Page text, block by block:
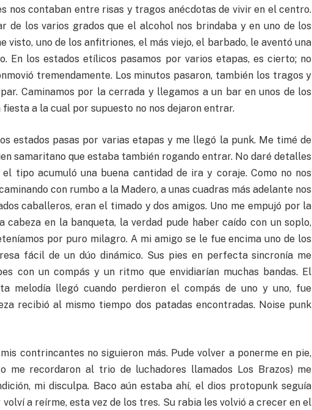
nos contaban entre risas y tragos anécdotas de vivir en el centro.
de los varios grados que el alcohol nos brindaba y en uno de los
visto, uno de los anfitriones, el más viejo, el barbado, le aventó una
En los estados etílicos pasamos por varios etapas, es cierto; no
tremendamente. Los minutos pasaron, también los tragos y
Caminamos por la cerrada y llegamos a un bar en unos de los
fiesta a la cual por supuesto no nos dejaron entrar.
estados pasas por varias etapas y me llegó la punk. Me timé de
samaritano que estaba también rogando entrar. No daré detalles
tipo acumuló una buena cantidad de ira y coraje. Como no nos
con rumbo a la Madero, a unas cuadras más adelante nos
caballeros, eran el timado y dos amigos. Uno me empujó por la
cabeza en la banqueta, la verdad pude haber caído con un soplo,
por puro milagro. A mi amigo se le fue encima uno de los
fácil de un dúo dinámico. Sus pies en perfecta sincronía me
con un compás y un ritmo que envidiarían muchas bandas. El
melodía llegó cuando perdieron el compás de uno y uno, fue
recibió al mismo tiempo dos patadas encontradas. Noise punk
contrincantes no siguieron más. Pude volver a ponerme en pie,
me recordaron al trio de luchadores llamados Los Brazos) me
mi disculpa. Baco aún estaba ahí, el dios protopunk seguía
a reírme, esta vez de los tres. Su rabia les volvió a crecer en el